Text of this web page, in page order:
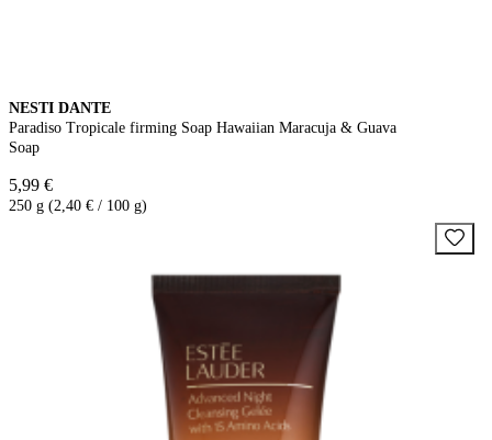
NESTI DANTE
Paradiso Tropicale firming Soap Hawaiian Maracuja & Guava
Soap
5,99 €
250 g (2,40 € / 100 g)